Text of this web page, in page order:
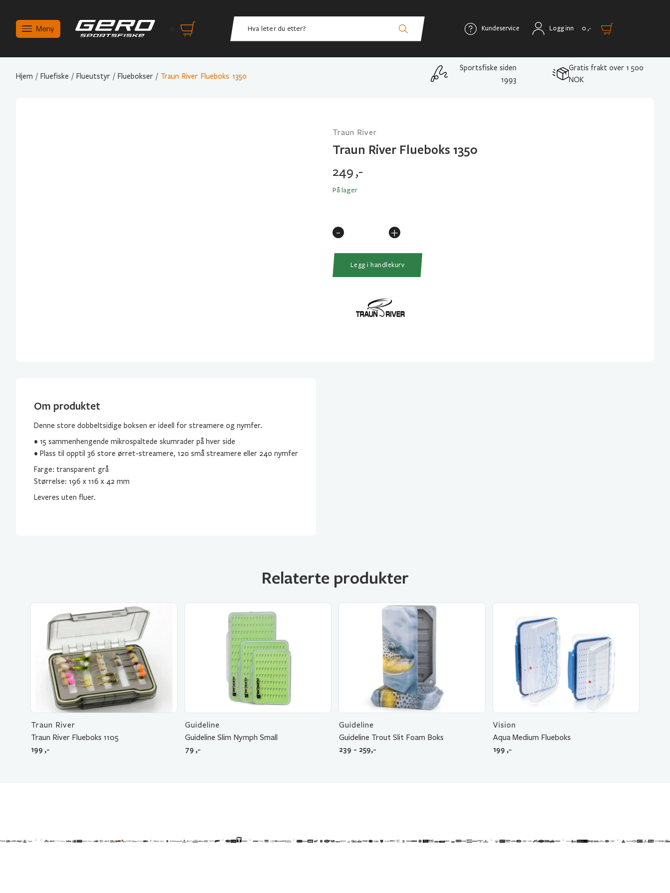
Meny Kundeservice Logg inn 0 ,-
Hjem / Fluefiske / Flueutstyr / Fluebokser / Traun River Flueboks 1350
Sportsfiske siden
1993
Gratis frakt over 1 500
NOK
Traun River
Traun River Flueboks 1350
249,-
På lager
+
Flueboks
-
Legg i handlekurv
Om produktet
Denne store dobbeltsidige boksen er ideell for streamere og nymfer.
• 15 sammenhengende mikrospaltede skumrader på hver side
• Plass til opptil 36 store ørret-streamere, 120 små streamere eller 240 nymfer
Farge: transparent grå
Størrelse: 196 x 116 x 42 mm
Leveres uten fluer.
Relaterte produkter
Traun River
Traun River Flueboks 1105
199 ,-
Guideline
Guideline Slim Nymph Small
79 ,-
Guideline
Guideline Trout Slit Foam Boks
239 - 259,-
Vision
Aqua Medium Flueboks
199 ,-